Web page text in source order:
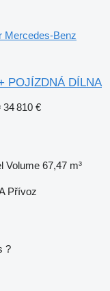
Mercedes-Benz
POJÍZDNÁ DÍLNA
34 810 €
Volume 67,47 m³
Přívoz
?